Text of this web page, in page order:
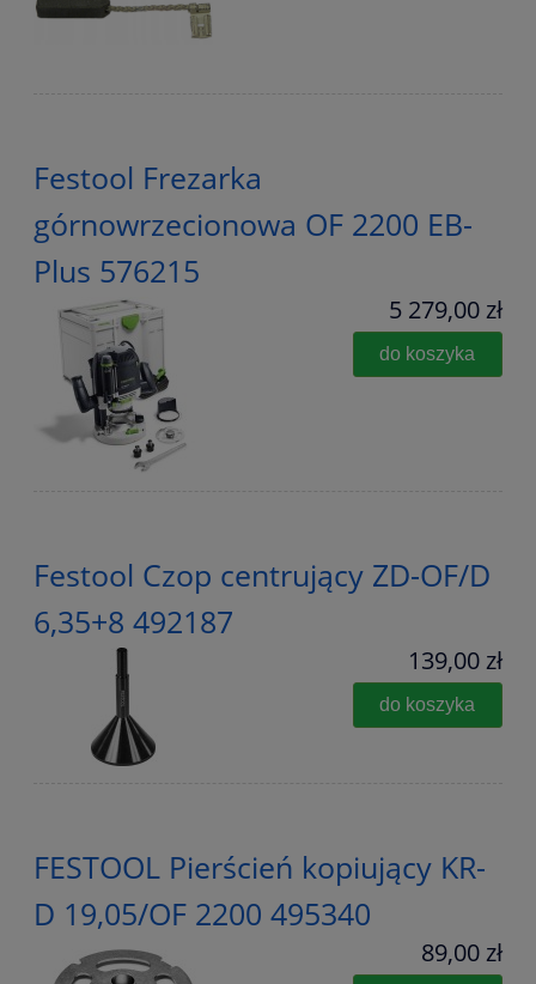
Festool Frezarka
górnowrzecionowa OF 2200 EB-
Plus 576215
5 279,00 zł
do koszyka
Festool Czop centrujący ZD-OF/D
6,35+8 492187
139,00 zł
do koszyka
FESTOOL Pierścień kopiujący KR-
D 19,05/OF 2200 495340
89,00 zł